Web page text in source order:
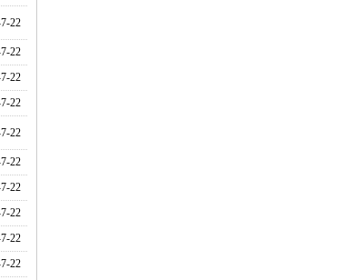
22
22
22
22
22
22
22
22
22
22